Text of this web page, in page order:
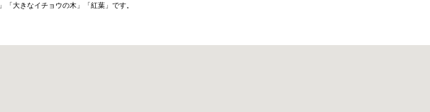
大きなイチョウの木」「紅葉」です。